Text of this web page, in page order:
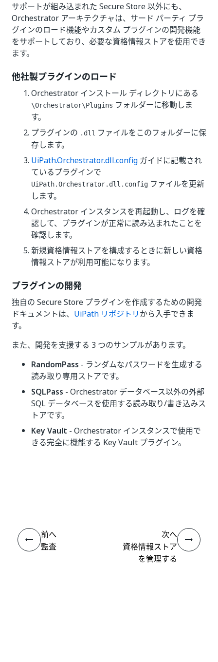
サポートが組み込まれた Secure Store 以外にも、
Orchestrator アーキテクチャは、サード パーティ プラ
グインのロード機能やカスタム プラグインの開発機能
をサポートしており、必要な資格情報ストアを使用でき
ます。
他社製プラグインのロード
Orchestrator インストール ディレクトリにある
\Orchestrator\Plugins フォルダーに移動しま
す。
プラグインの .dll ファイルをこのフォルダーに保
存します。
UiPath.Orchestrator.dll.config ガイドに記載され
ているプラグインで
UiPath.Orchestrator.dll.config ファイルを更新
します。
Orchestrator インスタンスを再起動し、ログを確
認して、プラグインが正常に読み込まれたことを
確認します。
新規資格情報ストアを構成するときに新しい資格
情報ストアが利用可能になります。
プラグインの開発
独自の Secure Store プラグインを作成するための開発
ドキュメントは、 UiPath リポジトリから入手できま
す。
また、開発を支援する 3 つのサンプルがあります。
RandomPass - ランダムなパスワードを生成する
読み取り専用ストアです。
SQLPass - Orchestrator データベース以外の外部
SQL データベースを使用する読み取り/書き込みス
トアです。
Key Vault - Orchestrator インスタンスで使用で
きる完全に機能する Key Vault プラグイン。
前へ
監査
次へ
資格情報ストア
を管理する